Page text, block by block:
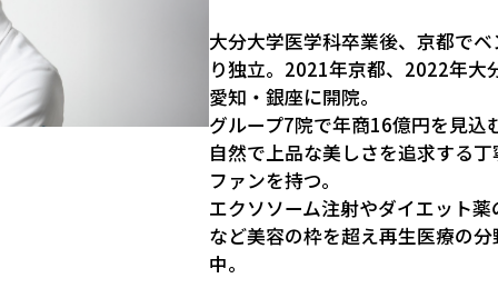
大分大学医学科卒業後、京都で
り独立。2021年京都、2022年
愛知・銀座に開院。
グループ7院で年商16億円を見込
自然で上品な美しさを追求する
ファンを持つ。
エクソソーム注射やダイエット
など美容の枠を超え再生医療の
中。